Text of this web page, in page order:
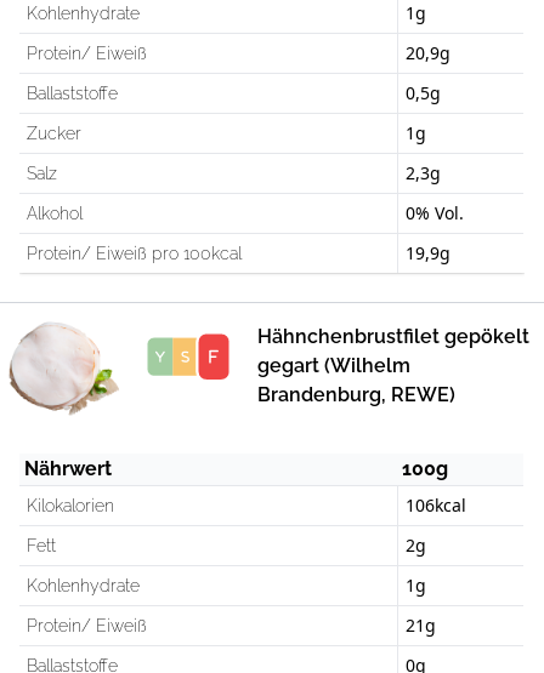
Kohlenhydrate 1g
Protein/ Eiweiß 20,9g
Ballaststoffe 0,5g
Zucker 1g
Salz 2,3g
Alkohol 0% Vol.
Protein/ Eiweiß pro 100kcal 19,9g
Score
Hähnchenbrustfilet gepökelt
gegart (Wilhelm
Brandenburg, REWE)
Nährwert 100g
Kilokalorien 106kcal
Fett 2g
Kohlenhydrate 1g
Protein/ Eiweiß 21g
Ballaststoffe 0g